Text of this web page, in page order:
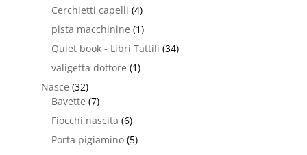
Cerchietti capelli (4)
pista macchinine (1)
Quiet book - Libri Tattili (34)
valigetta dottore (1)
Nasce (32)
Bavette (7)
Fiocchi nascita (6)
Porta pigiamino (5)